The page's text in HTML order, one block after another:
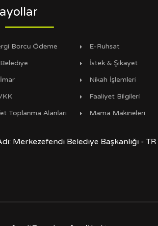
Borcu Ödeme
Toplanma Alanları
E-Ruhsat
İstek & Şikayet
Nikah İşlemleri
Faaliyet Bilgileri
Mama Makineleri
Merkezefendi Belediye Başkanlığı -